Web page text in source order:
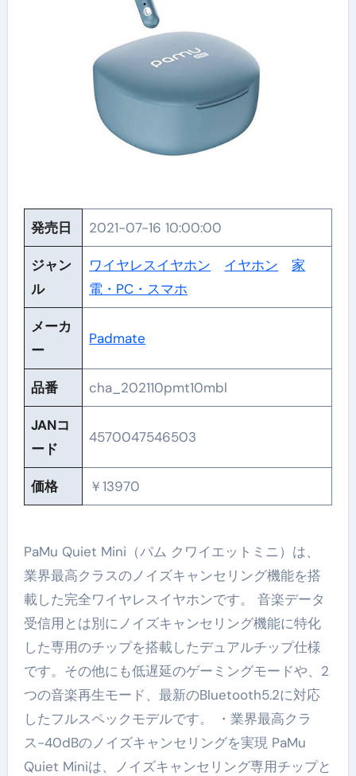
発売日 2021-07-16 10:00:00
ジャン
ル
ワイヤレスイヤホン イヤホン
家
電・PC・スマホ
メーカ
ー
Padmate
品番 cha_202110pmt10mbl
JANコ
ード
4570047546503
価格 ￥13970
PaMu Quiet Mini（パム クワイエットミニ）は、
業界最高クラスのノイズキャンセリング機能を搭
載した完全ワイヤレスイヤホンです。 音楽データ
受信用とは別にノイズキャンセリング機能に特化
した専用のチップを搭載したデュアルチップ仕様
です。その他にも低遅延のゲーミングモードや、2
つの音楽再生モード、最新のBluetooth5.2に対応
したフルスペックモデルです。 ・業界最高クラ
ス-40dBのノイズキャンセリングを実現 PaMu
Quiet Miniは、ノイズキャンセリング専用チップと